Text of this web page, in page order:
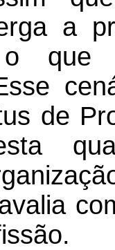
a
que
de